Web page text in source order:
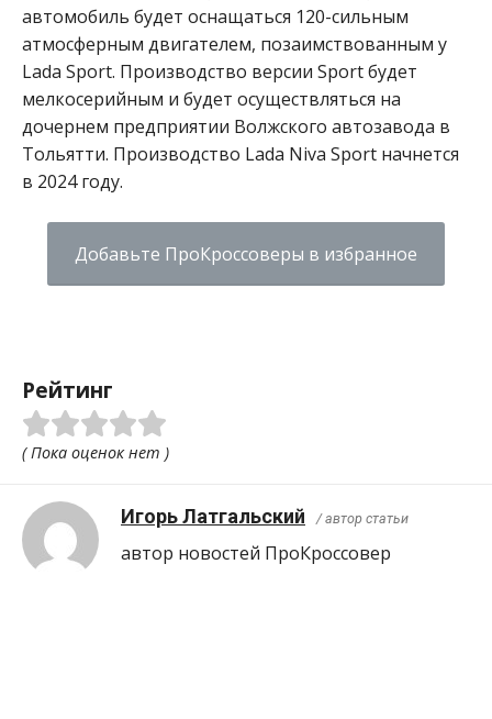
автомобиль будет оснащаться 120-сильным
атмосферным двигателем, позаимствованным у
Lada Sport. Производство версии Sport будет
мелкосерийным и будет осуществляться на
дочернем предприятии Волжского автозавода в
Тольятти. Производство Lada Niva Sport начнется
в 2024 году.
Добавьте ПроКроссоверы в избранное
Рейтинг
( Пока оценок нет )
Игорь Латгальский / автор статьи
автор новостей ПроКроcсовер